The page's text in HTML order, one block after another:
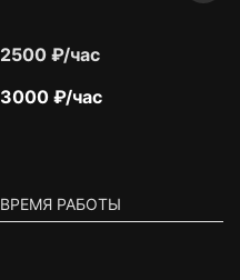
2500 ₽/час
3000 ₽/час
ВРЕМЯ РАБОТЫ